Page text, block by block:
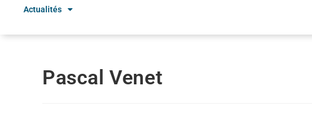
Actualités
Pascal Venet